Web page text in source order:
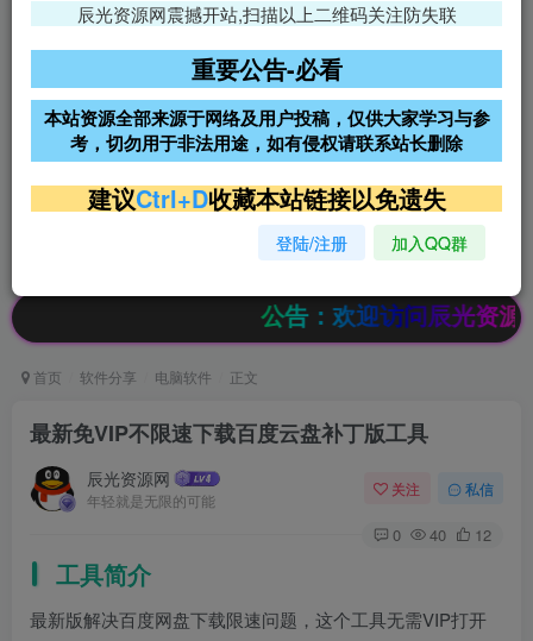
免费领支付宝红包
腾讯轻量4核4G3M服务器38元/
阿里云2核2G200M服务器68元/
年
雨云高防免备案服务器
超低价文字广告位招租 超低价文字广告位招租
超低价文字广告位招租
公告：欢迎访问辰光资源网，
首页 软件分享 电脑软件 正文
最新免VIP不限速下载百度云盘补丁版工具
辰光资源网
年轻就是无限的可能
关注 私信
0 40 12
工具简介
最新版解决百度网盘下载限速问题，这个工具无需VIP打开
辰光资源网震撼开站,扫描以上二维码关注防失联
重要公告-必看
本站资源全部来源于网络及用户投稿，仅供大家学习与参
考，切勿用于非法用途，如有侵权请联系站长删除
建议Ctrl+D收藏本站链接以免遗失
登陆/注册 加入QQ群